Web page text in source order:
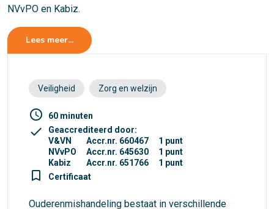
NVvPO en Kabiz.
Lees meer...
Veiligheid Zorg en welzijn
access_time 60 minuten
check
Geaccrediteerd door:
V&VN
Accr.nr. 660467
1 punt
NVvPO
Accr.nr. 645630
1 punt
Kabiz
Accr.nr. 651766 1 punt
turned_in_not Certificaat
Ouderenmishandeling bestaat in verschillende